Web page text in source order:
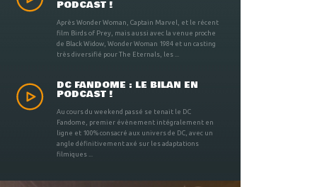
PODCAST !
Après Wonder Woman, Captain Marvel, et le récent
film Birds of Prey, mais aussi avec la venue proche
de Black Widow, Wonder Woman 1984 et un casting
très diversifié pour The Eternals, les ...
DC FANDOME : LE BILAN EN
PODCAST !
Au cours du weekend passé se tenait le DC
Fandome, premier évènement intégralement en
ligne et 100% consacré aux univers de DC, avec un
angle définitivement axé sur les adaptations
filmiques ...